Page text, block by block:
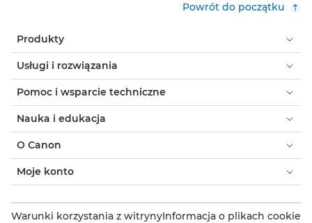
Powrót do początku
Produkty
Usługi i rozwiązania
Pomoc i wsparcie techniczne
Nauka i edukacja
O Canon
Moje konto
Warunki korzystania z witrynyInformacja o plikach cookie